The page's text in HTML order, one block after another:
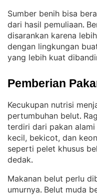
Sumber benih bisa
dari hasil pemuliaan.
disarankan karena
dengan lingkungan
yang lebih kuat
Pemberian
Kecukupan nutrisi
pertumbuhan belut.
terdiri dari pakan
kecil, bekicot, dan
seperti pelet khusus
dedak.
Makanan belut perlu
umurnya. Belut muda